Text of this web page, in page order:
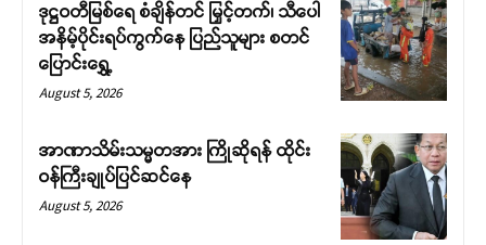
Support SHAN
Your support keeps our voice
strong. Join us today and help
ဒုဋ္ဌဝတီမြစ်ရေ စံချိန်တင် မြှင့်တက်၊ သီပေါ
အနိမ့်ပိုင်းရပ်ကွက်နေ ပြည်သူများ စတင်
ပြောင်းရွှေ့
August 5, 2026
အာဏာသိမ်းသမ္မတအား ကြိုဆိုရန် ထိုင်း
ဝန်ကြီးချုပ်ပြင်ဆင်နေ
August 5, 2026